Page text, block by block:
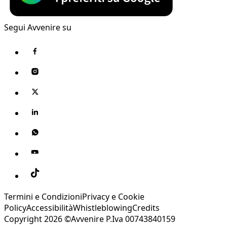
Segui Avvenire su
Termini e CondizioniPrivacy e Cookie
PolicyAccessibilitàWhistleblowingCredits
Copyright 2026 ©Avvenire P.Iva 00743840159